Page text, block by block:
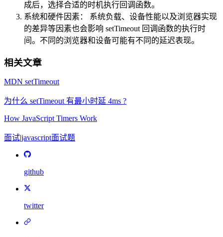
成后，选择合适的时机执行回调函数。
系统和硬件因素： 系统负载、设备性能以及浏览器实现
的差异等因素也会影响 setTimeout 回调函数的执行时
间。不同的浏览器和设备可能有不同的延迟表现。
相关文章
MDN setTimeout
为什么 setTimeout 有最小时延 4ms ?
How JavaScript Timers Work
面试javascript面试题
github
twitter